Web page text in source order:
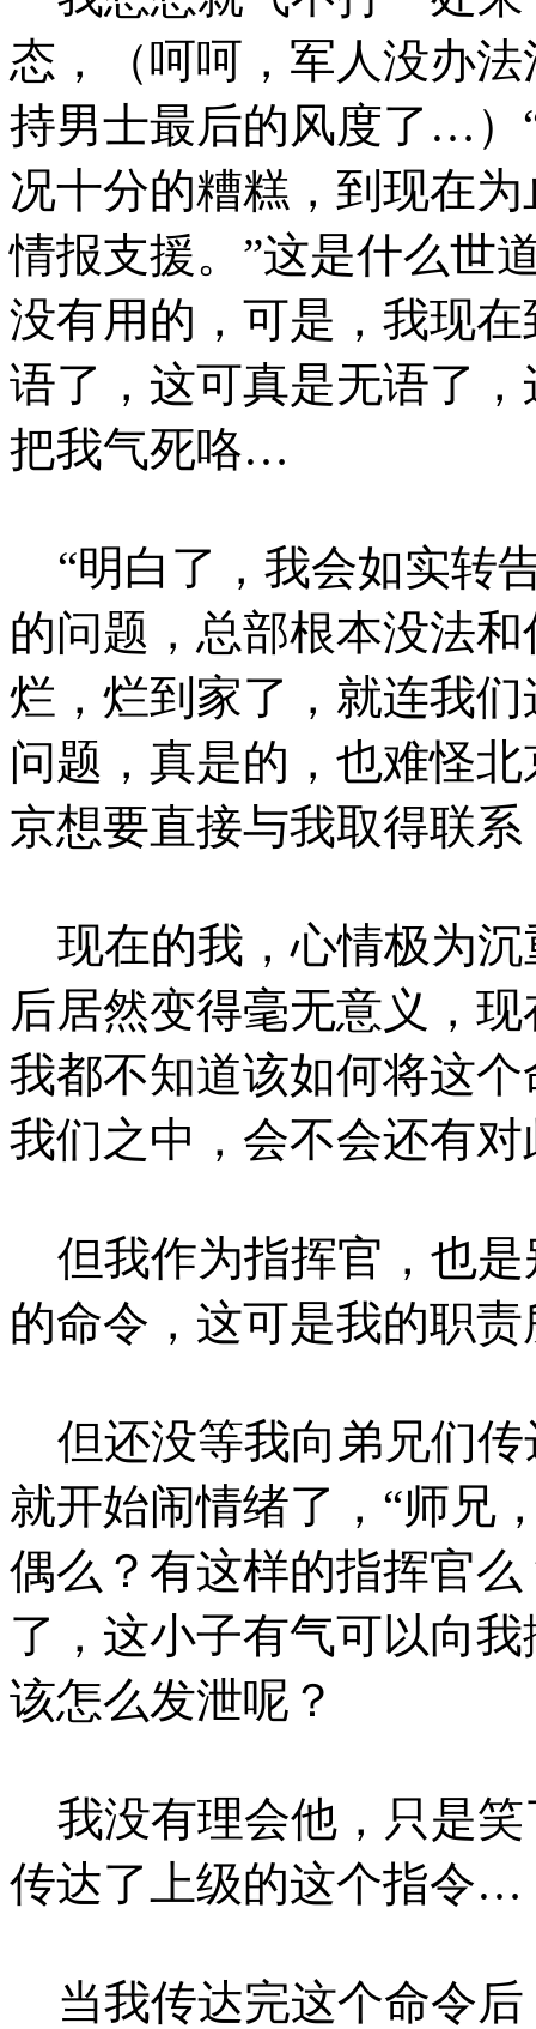
态，（呵呵，军人没办
持男士最后的风度了…）
况十分的糟糕，到现在
情报支援。”这是什么世
没有用的，可是，我现
语了，这可真是无语了
把我气死咯…
“明白了，我会如实转
的问题，总部根本没法
烂，烂到家了，就连我
问题，真是的，也难怪
京想要直接与我取得联
现在的我，心情极为沉
后居然变得毫无意义，
我都不知道该如何将这
我们之中，会不会还有
但我作为指挥官，也是
的命令，这可是我的职
但还没等我向弟兄们传
就开始闹情绪了，“师兄
偶么？有这样的指挥官
了，这小子有气可以向
该怎么发泄呢？
我没有理会他，只是笑
传达了上级的这个指令…
当我传达完这个命令后